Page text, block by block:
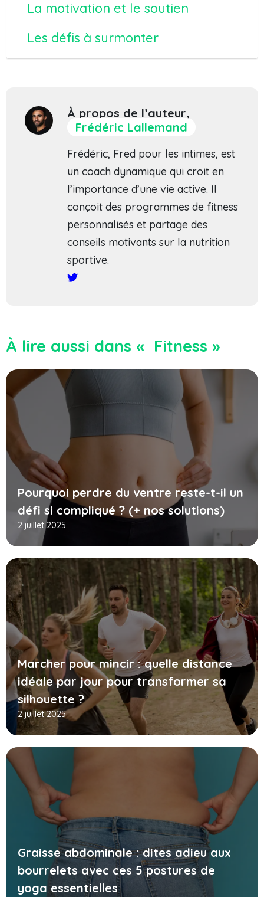
La motivation et le soutien
Les défis à surmonter
À propos de l’auteur,
Frédéric Lallemand
Frédéric, Fred pour les intimes, est
un coach dynamique qui croit en
l’importance d’une vie active. Il
conçoit des programmes de fitness
personnalisés et partage des
conseils motivants sur la nutrition
sportive.
À lire aussi dans « Fitness »
Pourquoi perdre du ventre reste-t-il un
défi si compliqué ? (+ nos solutions)
2 juillet 2025
Marcher pour mincir : quelle distance
idéale par jour pour transformer sa
silhouette ?
2 juillet 2025
Graisse abdominale : dites adieu aux
bourrelets avec ces 5 postures de
yoga essentielles